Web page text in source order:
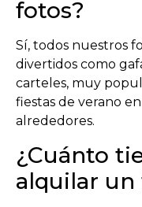
fotos?
Sí, todos nuestros
divertidos como
carteles, muy
fiestas de verano
alrededores.
¿Cuánto
alquilar